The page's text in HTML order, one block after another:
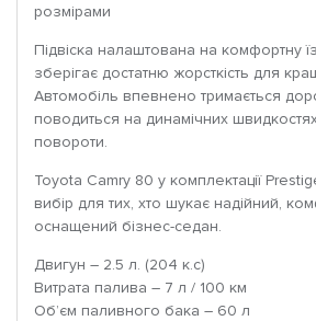
розмірами
Підвіска налаштована на комфортну
зберігає достатню жорсткість для
Автомобіль впевнено тримається
поводиться на динамічних
повороти.
Toyota Camry 80 у комплектації
вибір для тих, хто шукає надійний,
оснащений бізнес-седан.
Двигун – 2.5 л. (204 к.с)
Витрата палива – 7 л / 100 км
Об’єм паливного бака – 60 л